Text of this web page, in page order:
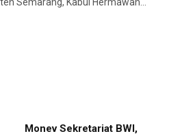
Semarang, Kabul Hermawan…
Monev Sekretariat BWI,